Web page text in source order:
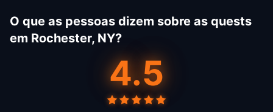
O que as pessoas dizem sobre as quests
em Rochester, NY?
4.5